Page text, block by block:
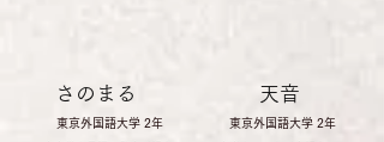
天音
​さのまる
​東京外国語大学 2年
​東京外国語大学 2年